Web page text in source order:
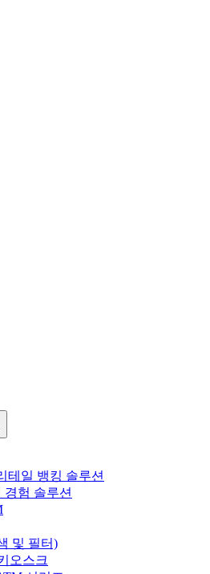
테일 뱅킹 솔루션
경험 솔루션
및 필터)
오스크